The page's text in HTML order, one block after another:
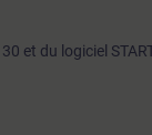
et du logiciel